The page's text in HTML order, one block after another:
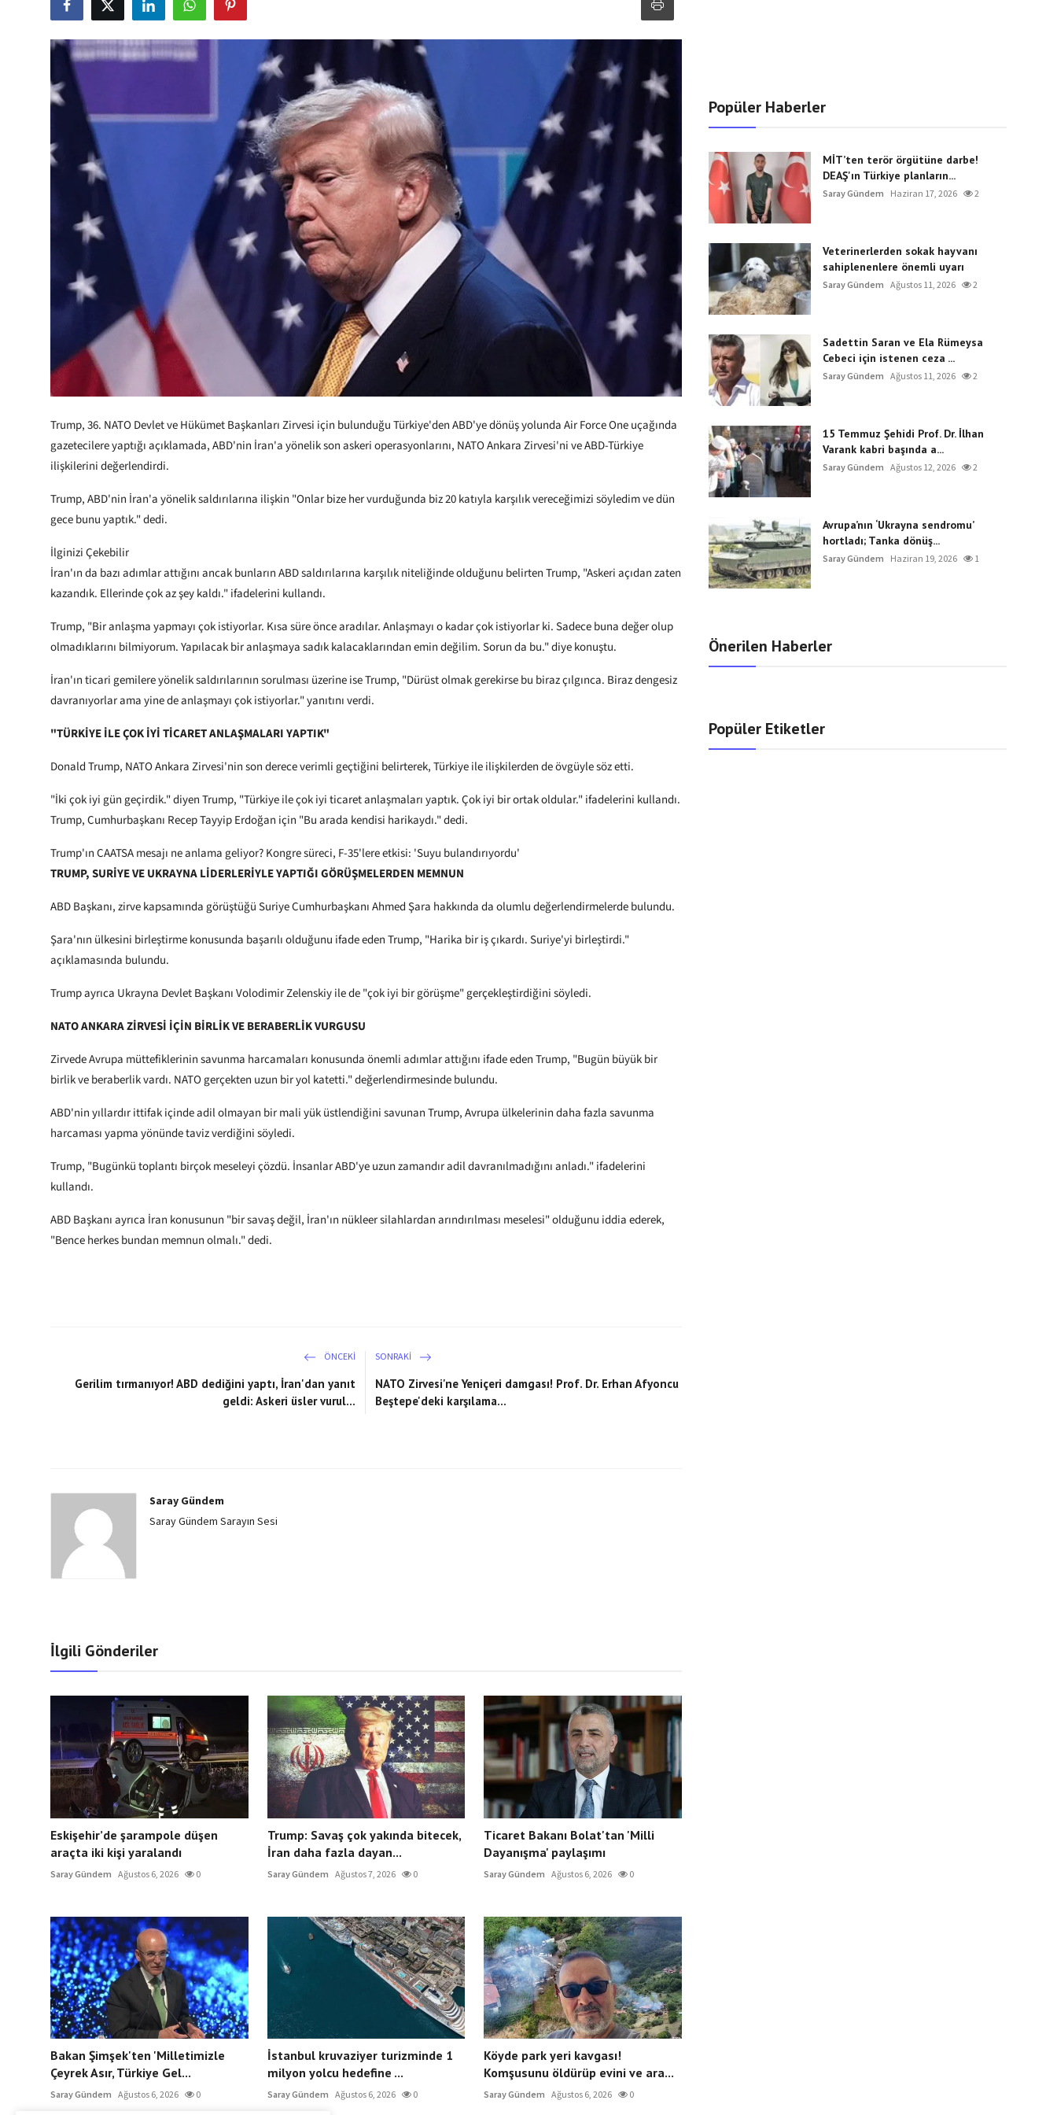
Trump, 36.⁠ ⁠NATO Devlet ve Hükümet Başkanları Zirvesi için bulunduğu Türkiye'den ABD'ye dönüş yolunda Air Force One uçağında
gazetecilere yaptığı açıklamada, ABD'nin İran'a yönelik son askeri operasyonlarını, NATO Ankara Zirvesi'ni ve ABD-Türkiye
ilişkilerini değerlendirdi.
Trump, ABD'nin İran'a yönelik saldırılarına ilişkin "Onlar bize her vurduğunda biz 20 katıyla karşılık vereceğimizi söyledim ve dün
gece bunu yaptık." dedi.
İlginizi Çekebilir
İran'ın da bazı adımlar attığını ancak bunların ABD saldırılarına karşılık niteliğinde olduğunu belirten Trump, "Askeri açıdan zaten
kazandık. Ellerinde çok az şey kaldı." ifadelerini kullandı.
Trump, "Bir anlaşma yapmayı çok istiyorlar. Kısa süre önce aradılar. Anlaşmayı o kadar çok istiyorlar ki. Sadece buna değer olup
olmadıklarını bilmiyorum. Yapılacak bir anlaşmaya sadık kalacaklarından emin değilim. Sorun da bu." diye konuştu.
İran'ın ticari gemilere yönelik saldırılarının sorulması üzerine ise Trump, "Dürüst olmak gerekirse bu biraz çılgınca. Biraz dengesiz
davranıyorlar ama yine de anlaşmayı çok istiyorlar." yanıtını verdi.
"TÜRKİYE İLE ÇOK İYİ TİCARET ANLAŞMALARI YAPTIK"
Donald Trump, NATO Ankara Zirvesi'nin son derece verimli geçtiğini belirterek, Türkiye ile ilişkilerden de övgüyle söz etti.
"İki çok iyi gün geçirdik." diyen Trump, "Türkiye ile çok iyi ticaret anlaşmaları yaptık. Çok iyi bir ortak oldular." ifadelerini kullandı.
Trump, Cumhurbaşkanı Recep Tayyip Erdoğan için "Bu arada kendisi harikaydı." dedi.
Trump'ın CAATSA mesajı ne anlama geliyor? Kongre süreci, F-35'lere etkisi: 'Suyu bulandırıyordu'
TRUMP, SURİYE VE UKRAYNA LİDERLERİYLE YAPTIĞI GÖRÜŞMELERDEN MEMNUN
ABD Başkanı, zirve kapsamında görüştüğü Suriye Cumhurbaşkanı Ahmed Şara hakkında da olumlu değerlendirmelerde bulundu.
Şara'nın ülkesini birleştirme konusunda başarılı olduğunu ifade eden Trump, "Harika bir iş çıkardı. Suriye'yi birleştirdi."
açıklamasında bulundu.
Trump ayrıca Ukrayna Devlet Başkanı Volodimir Zelenskiy ile de "çok iyi bir görüşme" gerçekleştirdiğini söyledi.
NATO ANKARA ZİRVESİ İÇİN BİRLİK VE BERABERLİK VURGUSU
Zirvede Avrupa müttefiklerinin savunma harcamaları konusunda önemli adımlar attığını ifade eden Trump, "Bugün büyük bir
birlik ve beraberlik vardı. NATO gerçekten uzun bir yol katetti." değerlendirmesinde bulundu.
ABD'nin yıllardır ittifak içinde adil olmayan bir mali yük üstlendiğini savunan Trump, Avrupa ülkelerinin daha fazla savunma
harcaması yapma yönünde taviz verdiğini söyledi.
Trump, "Bugünkü toplantı birçok meseleyi çözdü. İnsanlar ABD'ye uzun zamandır adil davranılmadığını anladı." ifadelerini
kullandı.
ABD Başkanı ayrıca İran konusunun "bir savaş değil, İran'ın nükleer silahlardan arındırılması meselesi" olduğunu iddia ederek,
"Bence herkes bundan memnun olmalı." dedi.
ÖNCEKI
Gerilim tırmanıyor! ABD dediğini yaptı, İran'dan yanıt
geldi: Askeri üsler vurul...
SONRAKI
NATO Zirvesi'ne Yeniçeri damgası! Prof. Dr. Erhan Afyoncu
Beştepe'deki karşılama...
Saray Gündem
Saray Gündem Sarayın Sesi
İlgili Gönderiler
Eskişehir’de şarampole düşen
araçta iki kişi yaralandı
Saray Gündem Ağustos 6, 2026 0
Trump: Savaş çok yakında bitecek,
İran daha fazla dayan...
Saray Gündem Ağustos 7, 2026 0
Ticaret Bakanı Bolat'tan 'Milli
Dayanışma' paylaşımı
Saray Gündem Ağustos 6, 2026 0
Bakan Şimşek'ten 'Milletimizle
Çeyrek Asır, Türkiye Gel...
Saray Gündem Ağustos 6, 2026 0
İstanbul kruvaziyer turizminde 1
milyon yolcu hedefine ...
Saray Gündem Ağustos 6, 2026 0
Köyde park yeri kavgası!
Komşusunu öldürüp evini ve ara...
Saray Gündem Ağustos 6, 2026 0
Popüler Haberler
MİT’ten terör örgütüne darbe!
DEAŞ'ın Türkiye planların...
Saray Gündem Haziran 17, 2026 2
Veterinerlerden sokak hayvanı
sahiplenenlere önemli uyarı
Saray Gündem Ağustos 11, 2026 2
Sadettin Saran ve Ela Rümeysa
Cebeci için istenen ceza ...
Saray Gündem Ağustos 11, 2026 2
15 Temmuz Şehidi Prof. Dr. İlhan
Varank kabri başında a...
Saray Gündem Ağustos 12, 2026 2
Avrupa’nın ‘Ukrayna sendromu’
hortladı; Tanka dönüş...
Saray Gündem Haziran 19, 2026 1
Önerilen Haberler
Popüler Etiketler